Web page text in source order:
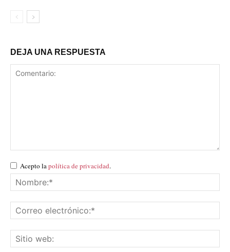
DEJA UNA RESPUESTA
Acepto lapolítica de privacidad.